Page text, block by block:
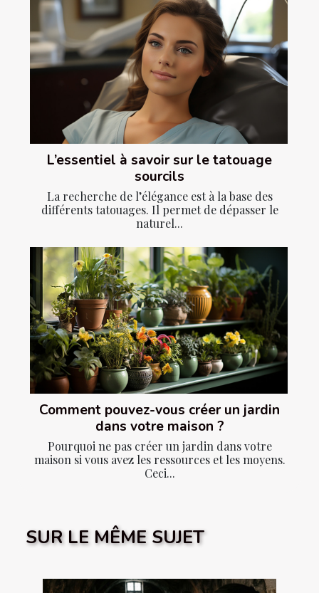
L’essentiel à savoir sur le tatouage
sourcils
La recherche de l’élégance est à la base des
différents tatouages. Il permet de dépasser le
naturel...
Comment pouvez-vous créer un jardin
dans votre maison ?
Pourquoi ne pas créer un jardin dans votre
maison si vous avez les ressources et les moyens.
Ceci...
SUR LE MÊME SUJET